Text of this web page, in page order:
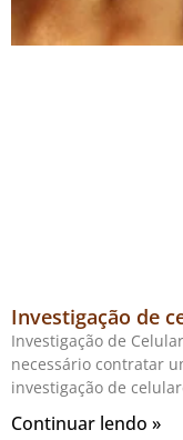
Investigação de
Investigação de
necessário contratar
investigação de
Continuar lendo »